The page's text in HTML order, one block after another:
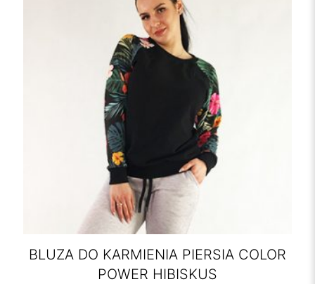
BLUZA DO KARMIENIA PIERSIA COLOR
POWER HIBISKUS